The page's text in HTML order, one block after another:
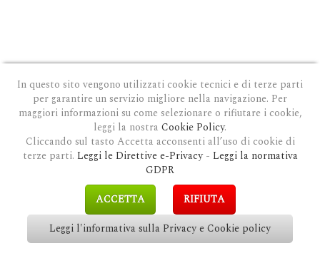
MODULO DI RICHIESTA DATI
GDPR RICHIESTA CANCELLAZIONE
COPYRIGHT © 2018 CLAUDIOSGARBI.COM - TUTTI I DIRITTI RISERVATI.
SITE BYGUALDI PROMOTION&LP-STUDIO
In questo sito vengono utilizzati cookie tecnici e di terze parti
per garantire un servizio migliore nella navigazione. Per
maggiori informazioni su come selezionare o rifiutare i cookie,
leggi la nostra Cookie Policy.
Cliccando sul tasto Accetta acconsenti all’uso di cookie di
terze parti. Leggi le Direttive e-Privacy- Leggi la normativa
GDPR
ACCETTA
RIFIUTA
Leggi l'informativa sulla Privacy e Cookie policy